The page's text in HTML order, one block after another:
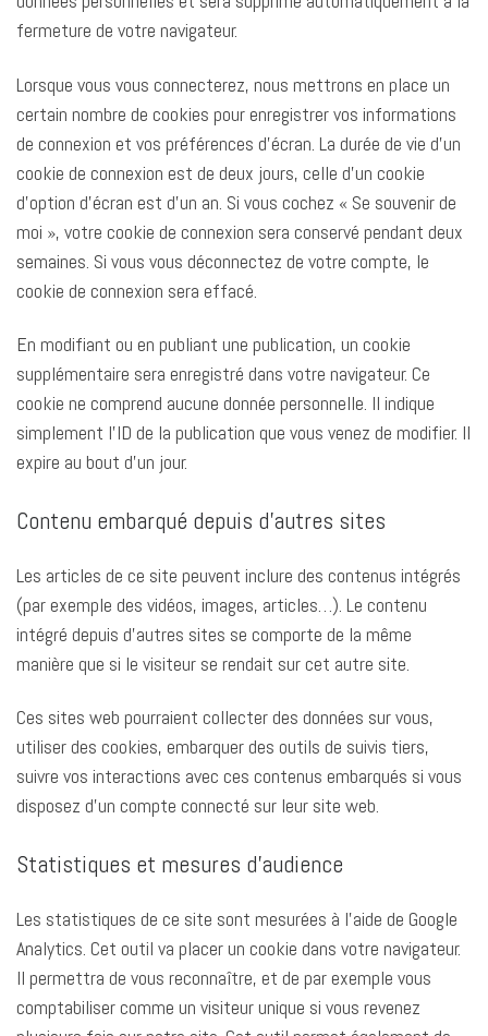
fermeture de votre navigateur.
Lorsque vous vous connecterez, nous mettrons en place un
certain nombre de cookies pour enregistrer vos informations
de connexion et vos préférences d’écran. La durée de vie d’un
cookie de connexion est de deux jours, celle d’un cookie
d’option d’écran est d’un an. Si vous cochez « Se souvenir de
moi », votre cookie de connexion sera conservé pendant deux
semaines. Si vous vous déconnectez de votre compte, le
cookie de connexion sera effacé.
En modifiant ou en publiant une publication, un cookie
supplémentaire sera enregistré dans votre navigateur. Ce
cookie ne comprend aucune donnée personnelle. Il indique
simplement l’ID de la publication que vous venez de modifier. Il
expire au bout d’un jour.
Contenu embarqué depuis d’autres sites
Les articles de ce site peuvent inclure des contenus intégrés
(par exemple des vidéos, images, articles…). Le contenu
intégré depuis d’autres sites se comporte de la même
manière que si le visiteur se rendait sur cet autre site.
Ces sites web pourraient collecter des données sur vous,
utiliser des cookies, embarquer des outils de suivis tiers,
suivre vos interactions avec ces contenus embarqués si vous
disposez d’un compte connecté sur leur site web.
Statistiques et mesures d’audience
Les statistiques de ce site sont mesurées à l’aide de Google
Analytics. Cet outil va placer un cookie dans votre navigateur.
Il permettra de vous reconnaître, et de par exemple vous
comptabiliser comme un visiteur unique si vous revenez